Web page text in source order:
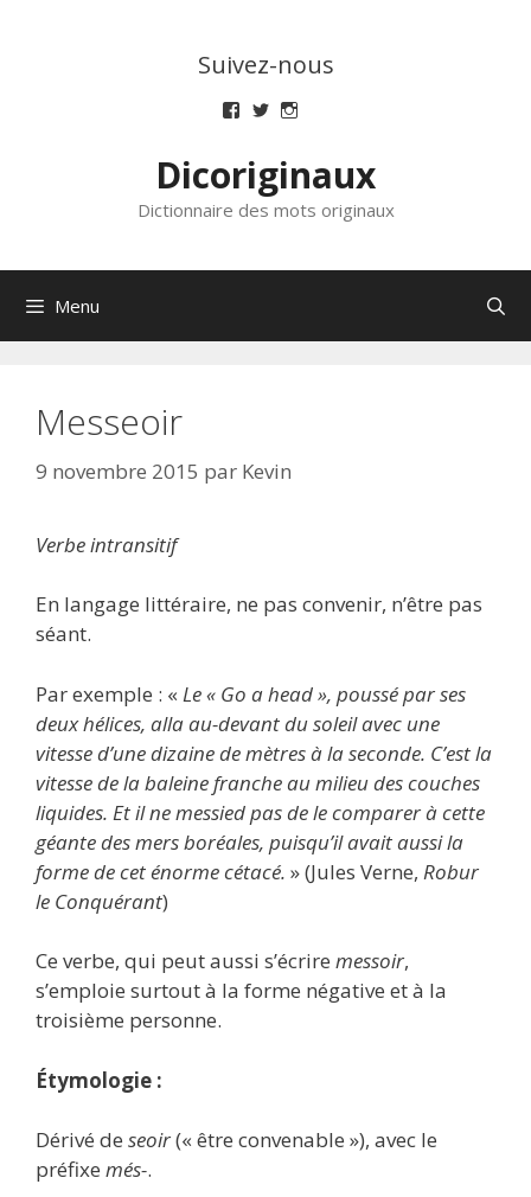
Suivez-nous
Voir
de
dicoriginaux
sur
Facebook
Voir
de
dicoriginaux
sur
Twitter
de
dicoriginaux
sur
Instagram
Dicoriginaux
Dictionnaire des mots originaux
Menu
Messeoir
9 novembre 2015 par Kevin
Verbe intransitif
En langage littéraire, ne pas convenir, n’être pas
séant.
Par exemple : « Le « Go a head », poussé par ses
deux hélices, alla au-devant du soleil avec une
vitesse d’une dizaine de mètres à la seconde. C’est la
vitesse de la baleine franche au milieu des couches
liquides. Et il ne messied pas de le comparer à cette
géante des mers boréales, puisqu’il avait aussi la
forme de cet énorme cétacé. » (Jules Verne, Robur
le Conquérant)
Ce verbe, qui peut aussi s’écrire messoir,
s’emploie surtout à la forme négative et à la
troisième personne.
Étymologie :
Dérivé de seoir(« être convenable »), avec le
préfixe més-.